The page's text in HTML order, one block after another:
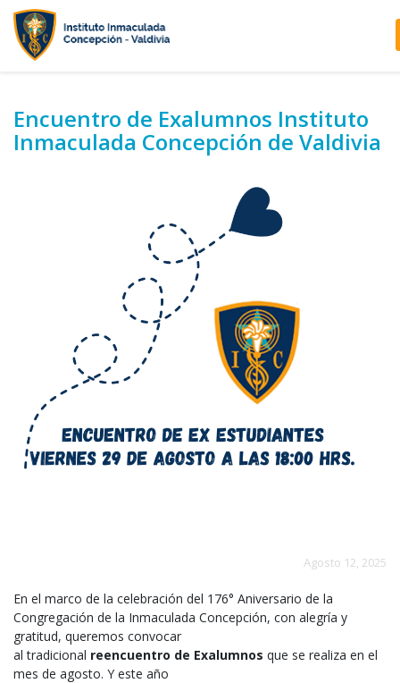
Encuentro de Exalumnos Instituto
Inmaculada Concepción de Valdivia
Agosto 12, 2025
En el marco de la celebración del 176° Aniversario de la
Congregación de la Inmaculada Concepción, con alegría y
gratitud, queremos convocar
al tradicional reencuentro de Exalumnos que se realiza en el
mes de agosto. Y este año